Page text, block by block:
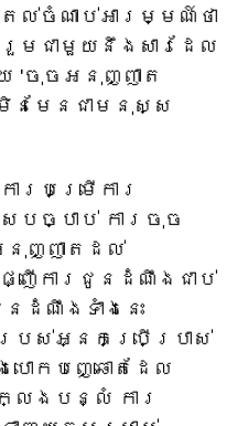
ល់ចំណាប់អារម្មណ៍ថា
មជាមួយនឹងសារដែល
យ 'ចុចអនុញ្ញាត
នមែនជាមនុស្ស
ការបម្រើការ
របច្បាប់ ការចុច
នុញ្ញាតដល់
បីផ្ញើការជូនដំណឹងជាប់
ដំណឹងទាំងនេះ
ស់អ្នកប្រើប្រាស់
ោកបញ្ឆោតដែល
ែងបន្លំ ការ